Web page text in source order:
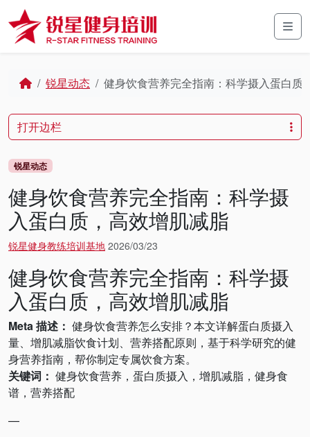
Skip to content
Skip to footer
Home锐星动态 健身饮食营养完全指南：科学摄入蛋白质
锐星动态
健身饮食营养完全指南：科学摄
入蛋白质，高效增肌减脂
锐星健身教练培训基地 2026/03/23
健身饮食营养完全指南：科学摄
入蛋白质，高效增肌减脂
Meta 描述： 健身饮食营养怎么安排？本文详解蛋白质摄入
量、增肌减脂饮食计划、营养搭配原则，基于科学研究的健
身营养指南，帮你制定专属饮食方案。
关键词： 健身饮食营养，蛋白质摄入，增肌减脂，健身食
谱，营养搭配
—
打开边栏